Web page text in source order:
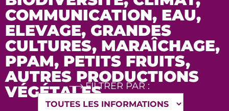
COMMUNICATION, EAU,
ELEVAGE, GRANDES
CULTURES, MARAÎCHAGE,
PPAM, PETITS FRUITS,
AUTRES PRODUCTIONS
VÉGÉTALESFILTRER PAR :